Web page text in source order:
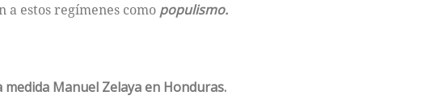
estos regímenes como populismo.
Manuel Zelaya en Honduras.